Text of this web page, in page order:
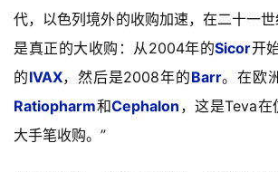
代，以色列境外的收购加速，在二十一
是真正的大收购：从2004年的Sicor开
的IVAX，然后是2008年的Barr。在欧
Ratiopharm和Cephalon ，这是Teva
大手笔收购。”